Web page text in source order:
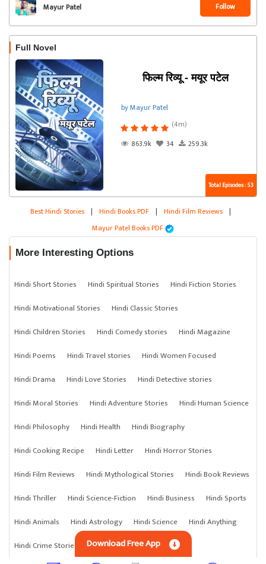
Mayur Patel Follow
Full Novel
फिल्म रिव्यू - मयूर पटेल
by Mayur Patel
(4m)
863.9k
34 259.3k
Total Episodes : 53
Best Hindi Stories | Hindi Books PDF | Hindi Film Reviews |
Mayur Patel Books PDF
More Interesting Options
Hindi Short Stories Hindi Spiritual Stories
Hindi Fiction Stories
Hindi Motivational Stories
Hindi Classic Stories
Hindi Children Stories
Hindi Comedy stories
Hindi Magazine
Hindi Poems
Hindi Travel stories
Hindi Women Focused
Hindi Drama
Hindi Love Stories
Hindi Detective stories
Hindi Moral Stories
Hindi Adventure Stories
Hindi Human Science
Hindi Philosophy
Hindi Health
Hindi Biography
Hindi Cooking Recipe
Hindi Letter
Hindi Horror Stories
Hindi Film Reviews
Hindi Mythological Stories
Hindi Book Reviews
Hindi Thriller
Hindi Science-Fiction Hindi Business
Hindi Sports
Hindi Animals
Hindi Astrology Hindi Science
Hindi Anything
Hindi Crime Stories
Download Free App